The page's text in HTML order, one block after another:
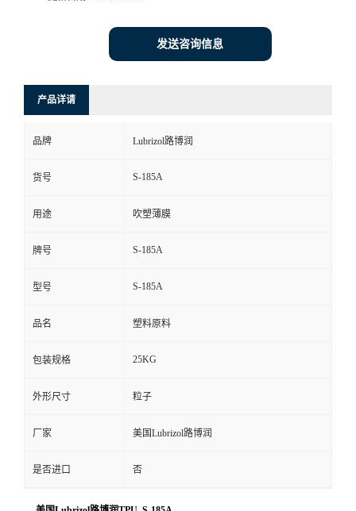
发送咨询信息
产品详请
品牌 Lubrizol路博润
货号 S-185A
用途 吹塑薄膜
牌号 S-185A
型号 S-185A
品名 塑料原料
包装规格 25KG
外形尺寸 粒子
厂家 美国Lubrizol路博润
是否进口 否